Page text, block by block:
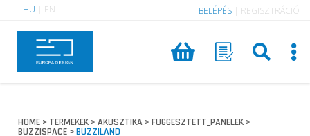
HU EN BELÉPÉS REGISZTRÁCIÓ
HOME > TERMEKEK >AKUSZTIKA >FUGGESZTETT_PANELEK >
BUZZISPACE >BUZZILAND